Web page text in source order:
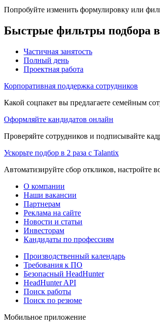
Попробуйте изменить формулировку или
Быстрые фильтры подбора
Частичная занятость
Полный день
Проектная работа
Корпоративная поддержка сотрудников
Какой соцпакет вы предлагаете семейным
Оформляйте кандидатов онлайн
Проверяйте сотрудников и подписывайте
Ускорьте подбор в 2 раза с Talantix
Автоматизируйте сбор откликов, настройте
О компании
Наши вакансии
Партнерам
Реклама на сайте
Новости и статьи
Инвесторам
Кандидаты по профессиям
Производственный календарь
Требования к ПО
Безопасный HeadHunter
HeadHunter API
Поиск работы
Поиск по резюме
Мобильное приложение